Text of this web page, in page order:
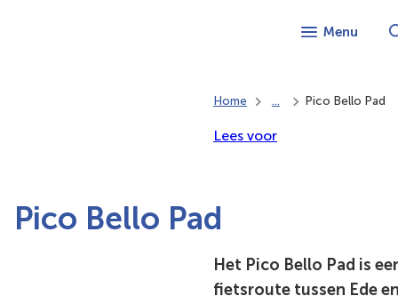
Menu
Home ... Pico Bello Pad
Lees voor
Pico Bello Pad
Het Pico Bello Pad is
fietsroute tussen Ede